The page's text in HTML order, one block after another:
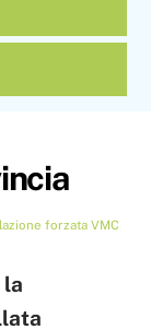
forzata VMC,
la